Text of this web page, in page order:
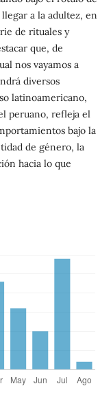
a la adultez, en
de rituales y
que, de
nos vayamos a
diversos
latinoamericano,
peruano, refleja el
bajo la
de género, la
hacia lo que